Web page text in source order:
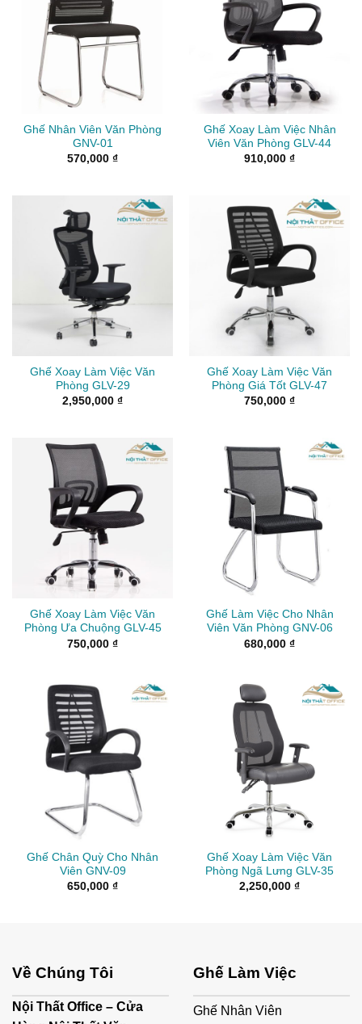
Ghế Nhân Viên Văn Phòng
GNV-01
570,000 ₫
Ghế Xoay Làm Việc Nhân
Viên Văn Phòng GLV-44
910,000 ₫
Ghế Xoay Làm Việc Văn
Phòng GLV-29
2,950,000 ₫
Ghế Xoay Làm Việc Văn
Phòng Giá Tốt GLV-47
750,000 ₫
Ghế Xoay Làm Việc Văn
Phòng Ưa Chuộng GLV-45
750,000 ₫
Ghế Làm Việc Cho Nhân
Viên Văn Phòng GNV-06
680,000 ₫
Ghế Chân Quỳ Cho Nhân
Viên GNV-09
650,000 ₫
Ghế Xoay Làm Việc Văn
Phòng Ngã Lưng GLV-35
2,250,000 ₫
Về Chúng Tôi
Nội Thất Office – Cửa
Ghế Làm Việc
Ghế Nhân Viên